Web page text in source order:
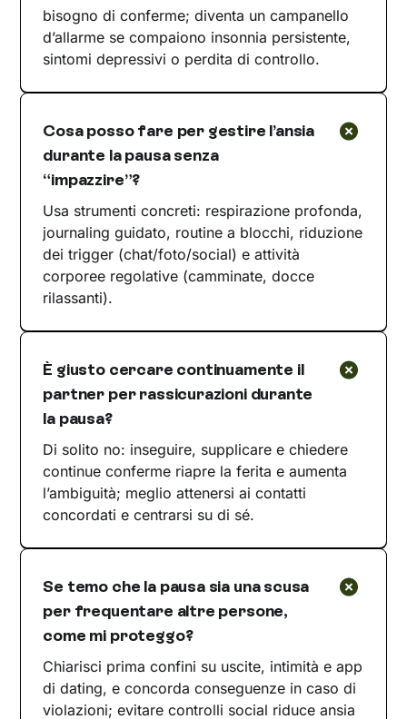
bisogno di conferme; diventa un campanello
d’allarme se compaiono insonnia persistente,
sintomi depressivi o perdita di controllo.
Cosa posso fare per gestire l’ansia
durante la pausa senza
“impazzire”?
Usa strumenti concreti: respirazione profonda,
journaling guidato, routine a blocchi, riduzione
dei trigger (chat/foto/social) e attività
corporee regolative (camminate, docce
rilassanti).
È giusto cercare continuamente il
partner per rassicurazioni durante
la pausa?
Di solito no: inseguire, supplicare e chiedere
continue conferme riapre la ferita e aumenta
l’ambiguità; meglio attenersi ai contatti
concordati e centrarsi su di sé.
Se temo che la pausa sia una scusa
per frequentare altre persone,
come mi proteggo?
Chiarisci prima confini su uscite, intimità e app
di dating, e concorda conseguenze in caso di
violazioni; evitare controlli social riduce ansia